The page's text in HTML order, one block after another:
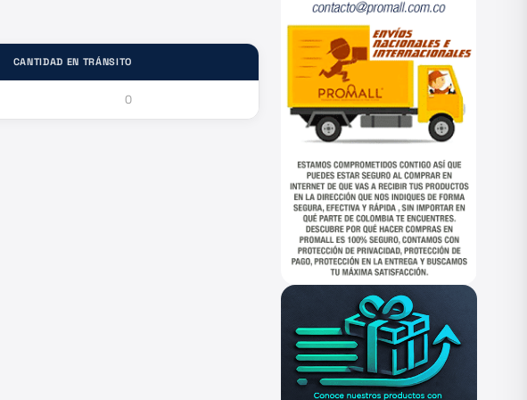
CANTIDAD EN TRÁNSITO ESTADO
0 —